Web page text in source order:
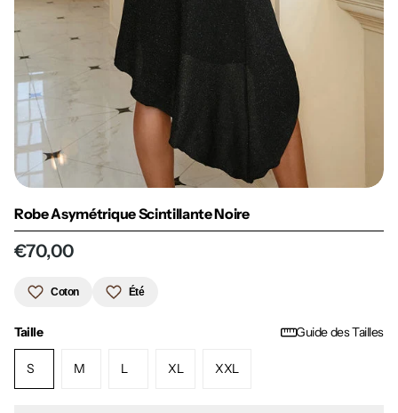
Robe Asymétrique Scintillante Noire
€70,00
Coton Été
Taille Guide des Tailles
S M L XL XXL